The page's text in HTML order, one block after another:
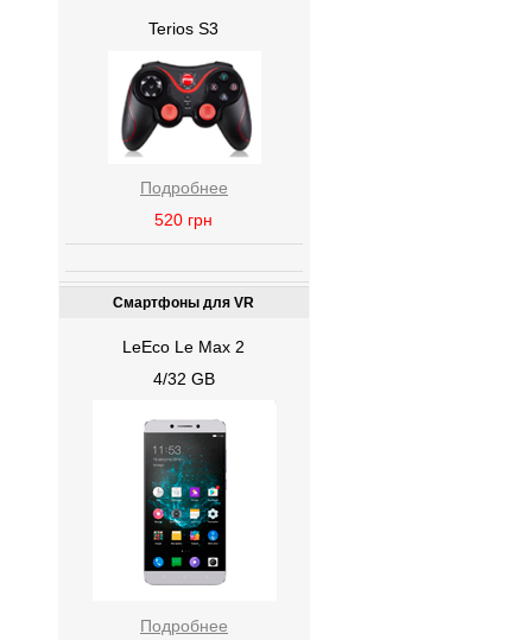
Terios S3
Подробнее
520 грн
Смартфоны для VR
LeEco Le Max 2
4/32 GB
Подробнее